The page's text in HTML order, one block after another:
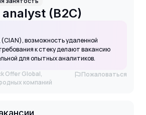
(B2C)
возможность удаленной
к стеку делают вакансию
для опытных аналитиков.
Offer Global,
компаний
Пожаловаться